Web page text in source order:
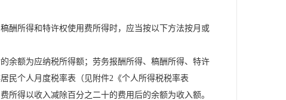
所得和特许权使用费所得时，应当按以下方法按月或
额为应纳税所得额；劳务报酬所得、稿酬所得、特许
民个人月度税率表（见附件2《个人所得税税率表
所得以收入减除百分之二十的费用后的余额为收入额。